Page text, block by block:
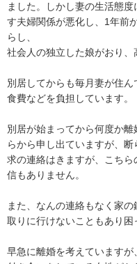
ました。しかし妻の生活態
す夫婦関係が悪化し、1年前
らし、
社会人の独立した娘がおり、
別居してからも毎月妻が住ん
食費などを負担しています。
別居が始まってから何度か
らから申し出ていますが、
求の連絡はきますが、こち
信もありません。
また、なんの連絡もなく家
取りに行けないこともあり困
早急に離婚を考えています